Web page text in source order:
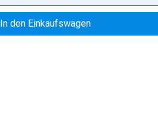
In den Einkaufswagen